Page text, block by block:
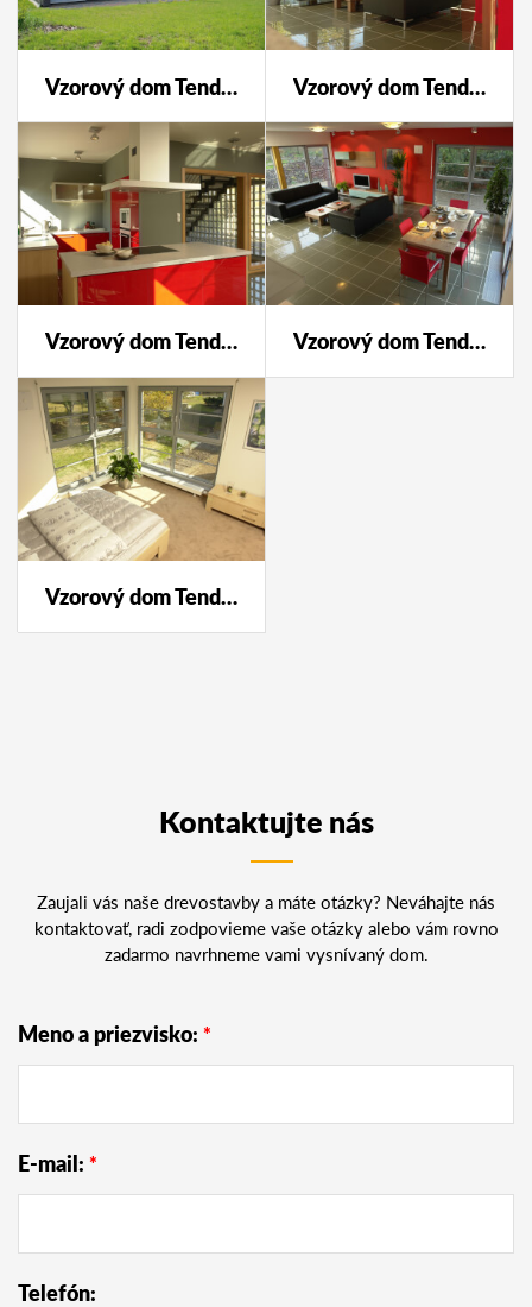
Vzorový dom Tendence Průhonice Vzorový dom Tendence Průhonice
Vzorový dom Tendence Průhonice Vzorový dom Tendence Průhonice
Vzorový dom Tendence Průhonice
Kontaktujte nás
Zaujali vás naše drevostavby a máte otázky? Neváhajte nás
kontaktovať, radi zodpovieme vaše otázky alebo vám rovno
zadarmo navrhneme vami vysnívaný dom.
Meno a priezvisko: *
E-mail: *
Telefón: